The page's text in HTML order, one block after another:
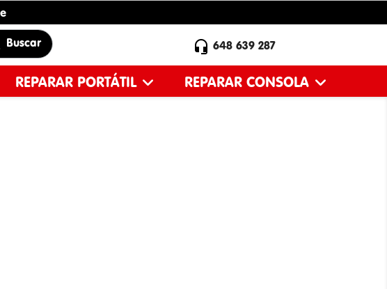
Buscar  648 639 287
REPARAR PORTÁTIL REPARAR CONSOLA